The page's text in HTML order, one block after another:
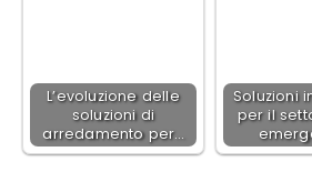
L’evoluzione delle
soluzioni di
arredamento per…
Soluzioni
per il